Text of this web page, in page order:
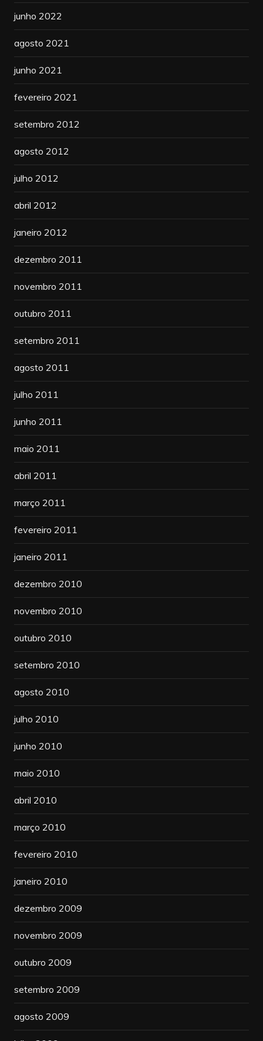
junho 2022
agosto 2021
junho 2021
fevereiro 2021
setembro 2012
agosto 2012
julho 2012
abril 2012
janeiro 2012
dezembro 2011
novembro 2011
outubro 2011
setembro 2011
agosto 2011
julho 2011
junho 2011
maio 2011
abril 2011
março 2011
fevereiro 2011
janeiro 2011
dezembro 2010
novembro 2010
outubro 2010
setembro 2010
agosto 2010
julho 2010
junho 2010
maio 2010
abril 2010
março 2010
fevereiro 2010
janeiro 2010
dezembro 2009
novembro 2009
outubro 2009
setembro 2009
agosto 2009